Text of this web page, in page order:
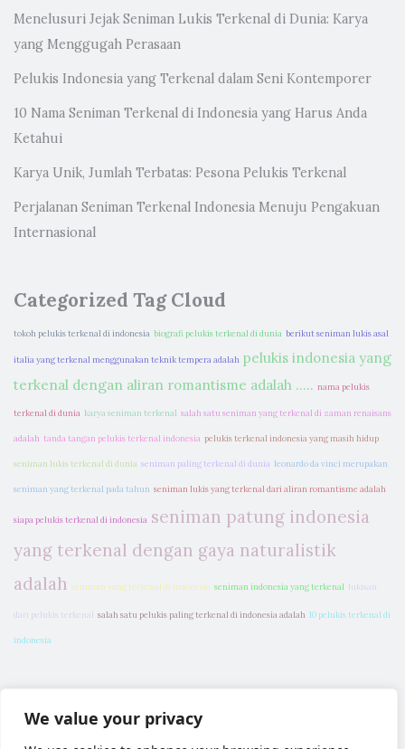
We value your privacy
Menelusuri Jejak Seniman Lukis Terkenal di Dunia: Karya
yang Menggugah Perasaan
Pelukis Indonesia yang Terkenal dalam Seni Kontemporer
10 Nama Seniman Terkenal di Indonesia yang Harus Anda
Ketahui
Karya Unik, Jumlah Terbatas: Pesona Pelukis Terkenal
Perjalanan Seniman Terkenal Indonesia Menuju Pengakuan
Internasional
Categorized Tag Cloud
tokoh pelukis terkenal di indonesia biografi pelukis terkenal di dunia berikut seniman lukis asal
italia yang terkenal menggunakan teknik tempera adalah pelukis indonesia yang
terkenal dengan aliran romantisme adalah ..... nama pelukis
terkenal di dunia karya seniman terkenal salah satu seniman yang terkenal di zaman renaisans
adalah tanda tangan pelukis terkenal indonesia pelukis terkenal indonesia yang masih hidup
seniman lukis terkenal di dunia seniman paling terkenal di dunia leonardo da vinci merupakan
seniman yang terkenal pada tahun seniman lukis yang terkenal dari aliran romantisme adalah
siapa pelukis terkenal di indonesia seniman patung indonesia
yang terkenal dengan gaya naturalistik
adalah seniman yang terkenal di indonesia seniman indonesia yang terkenal lukisan
dari pelukis terkenal salah satu pelukis paling terkenal di indonesia adalah 10 pelukis terkenal di
indonesia